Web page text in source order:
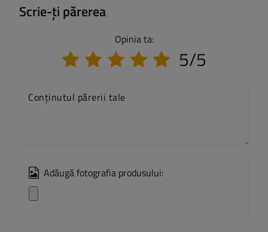
Scrie-ți părerea
Opinia ta:
5/5
Conținutul părerii tale
Adăugă fotografia produsului: